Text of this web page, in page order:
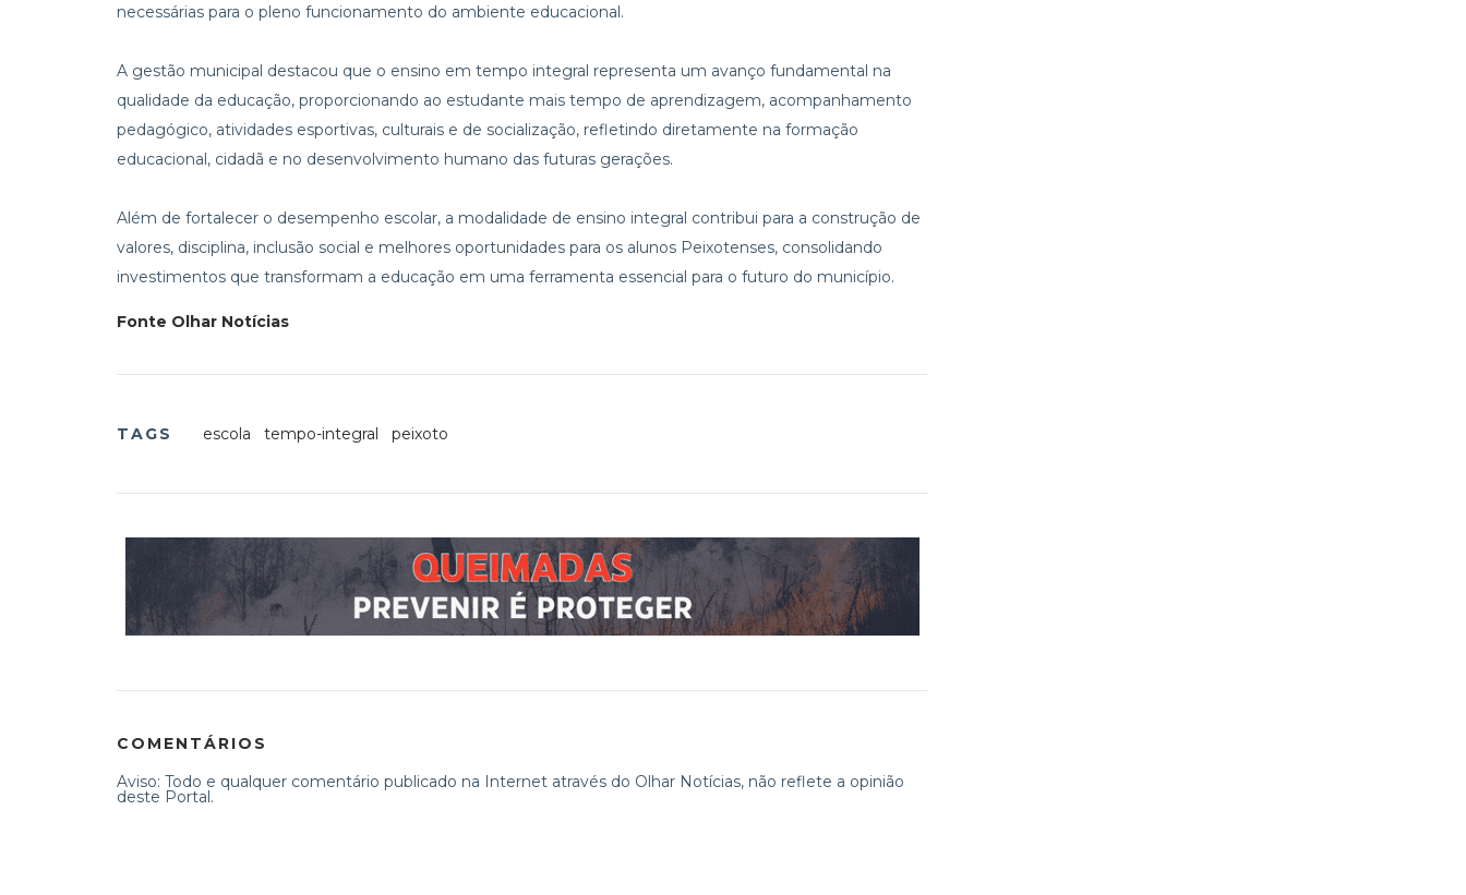
necessárias para o pleno funcionamento do ambiente educacional.
A gestão municipal destacou que o ensino em tempo integral representa um avanço fundamental na
qualidade da educação, proporcionando ao estudante mais tempo de aprendizagem, acompanhamento
pedagógico, atividades esportivas, culturais e de socialização, refletindo diretamente na formação
educacional, cidadã e no desenvolvimento humano das futuras gerações.
Além de fortalecer o desempenho escolar, a modalidade de ensino integral contribui para a construção de
valores, disciplina, inclusão social e melhores oportunidades para os alunos Peixotenses, consolidando
investimentos que transformam a educação em uma ferramenta essencial para o futuro do município.
Fonte Olhar Notícias
TAGS escola tempo-integral peixoto
COMENTÁRIOS
Aviso: Todo e qualquer comentário publicado na Internet através do Olhar Notícias, não reflete a opinião
deste Portal.